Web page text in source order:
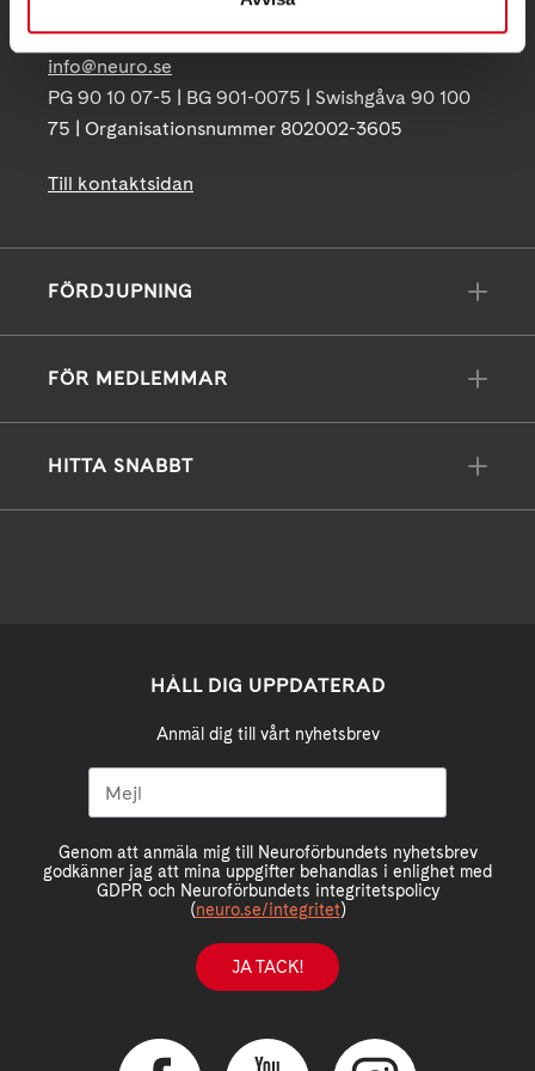
info@neuro.se
PG 90 10 07-5 | BG 901-0075 | Swishgåva 90 100
75 | Organisationsnummer 802002-3605
Till kontaktsidan
FÖRDJUPNING
FÖR MEDLEMMAR
HITTA SNABBT
HÅLL DIG UPPDATERAD
Anmäl dig till vårt nyhetsbrev
Genom att anmäla mig till Neuroförbundets nyhetsbrev
godkänner jag att mina uppgifter behandlas i enlighet med
GDPR och Neuroförbundets integritetspolicy
(neuro.se/integritet)
JA TACK!